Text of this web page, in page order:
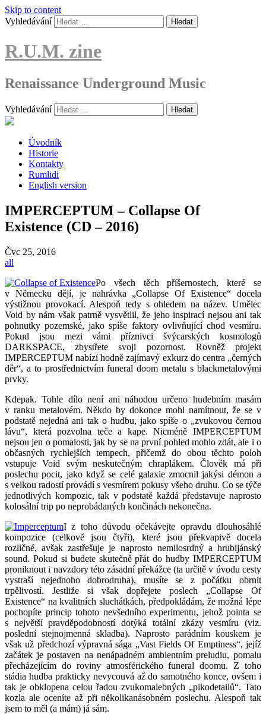
Skip to content
Vyhledávání
R.U.M. zine
Renaissance Underground Music
Vyhledávání
Úvodník
Historie
Kontakty
Rumlidi
English version
IMPERCEPTUM – Collapse Of
Existence (CD – 2016)
Čvc 25, 2016
all
Po všech těch příšernostech, které se
v Německu dějí, je nahrávka „Collapse Of Existence“ docela
výstižnou provokací. Alespoň tedy s ohledem na název. Umělec
Void by nám však patrně vysvětlil, že jeho inspirací nejsou ani tak
pohnutky pozemské, jako spíše faktory ovlivňující chod vesmíru.
Pokud jsou mezi vámi příznivci švýcarských kosmologů
DARKSPACE, zbystřete svoji pozornost. Rovněž projekt
IMPERCEPTUM nabízí hodně zajímavý exkurz do centra „černých
děr“, a to prostřednictvím funeral doom metalu s blackmetalovými
prvky.
Kdepak. Tohle dílo není ani náhodou určeno hudebním masám
v ranku metalovém. Někdo by dokonce mohl namítnout, že se v
podstatě nejedná ani tak o hudbu, jako spíše o „zvukovou černou
lávu“, která pozvolna teče a kape. Nicméně IMPERCEPTUM
nejsou jen o pomalosti, jak by se na první pohled mohlo zdát, ale i o
občasných rychlejších tempech, přičemž do obou těchto poloh
vstupuje Void svým neskutečným chraplákem.Člověk má při
poslechu pocit, jako když se celé galaxie zmocnil jakýsi démon a
s velkou radostí provádí s vesmírem pokusy všeho druhu. Co se týče
jednotlivých kompozic, tak v podstatě každá představuje naprosto
kolosální trip po neprobádaných končinách nekonečna.
I z toho důvodu očekávejte opravdu dlouhosáhlé
kompozice (celkově jsou čtyři), které jsou překvapivě docela
rozličné, avšak zastřešuje je naprosto nemilosrdný a hrubijánský
sound. Pokud si budete skutečně přát do hudby IMPERCEPTUM
proniknout i navzdory této zásadní překážce (ta určitě v úvodu cesty
vystraší nejednoho dobrodruha), musíte se z počátku obrnit
trpělivostí. Jestliže si však dopřejete poslech „Collapse Of
Existence“ na kvalitních sluchátkách, předpokládám, že možná lépe
pochopíte princip tohoto nevšedního experimentu, jehož pointa se
s největší pravděpodobností dotýká totální zkázy vesmíru (viz.
poslední stejnojmenná skladba). Naprosto parádním kouskem je
však už předchozí výpravná sága „Vast Fields Of Emptiness“, jejíž
začátek je postaven na nenápadném ambientním preludiu, pomalu
přecházejícím do roviny atmosférického funeral doomu. Z toho
stádia hudba prakticky nevycouvá až do samotného konce, ovšem i
tak je obklopena celou řadou zvukomalebných „pikodetailů“. Tato
kozla ale oceníte až při několikanásobném poslechu. Alespoň tak
jsem to měl (a mám) já sám.